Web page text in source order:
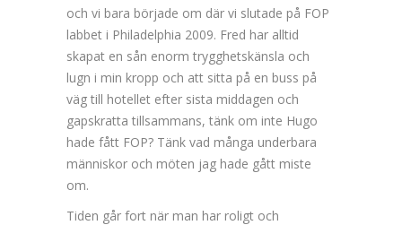
och vi bara började om där vi slutade på FOP
labbet i Philadelphia 2009. Fred har alltid
skapat en sån enorm trygghetskänsla och
lugn i min kropp och att sitta på en buss på
väg till hotellet efter sista middagen och
gapskratta tillsammans, tänk om inte Hugo
hade fått FOP? Tänk vad många underbara
människor och möten jag hade gått miste
om.
Tiden går fort när man har roligt och